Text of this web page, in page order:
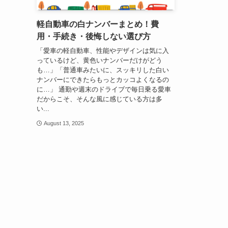
軽自動車の白ナンバーまとめ！費
用・手続き・後悔しない選び方
「愛車の軽自動車、性能やデザインは気に入
っているけど、黄色いナンバーだけがどう
も…」「普通車みたいに、スッキリした白い
ナンバーにできたらもっとカッコよくなるの
に…」 通勤や週末のドライブで毎日乗る愛車
だからこそ、そんな風に感じている方は多
い...
August 13, 2025